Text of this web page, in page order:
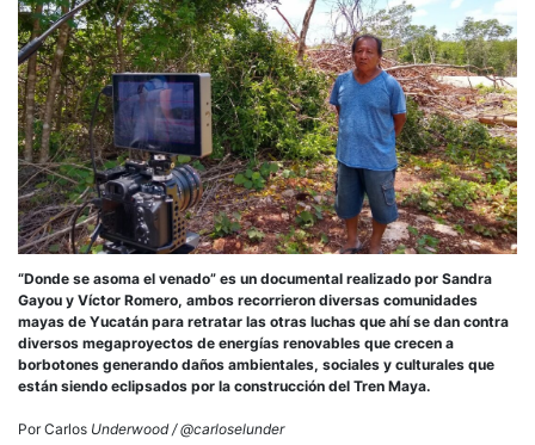
“Donde se asoma el venado” es un documental realizado por Sandra
Gayou y Víctor Romero, ambos recorrieron diversas comunidades
mayas de Yucatán para retratar las otras luchas que ahí se dan contra
diversos megaproyectos de energías renovables que crecen a
borbotones generando daños ambientales, sociales y culturales que
están siendo eclipsados por la construcción del Tren Maya.
Por Carlos Underwood / @carloselunder